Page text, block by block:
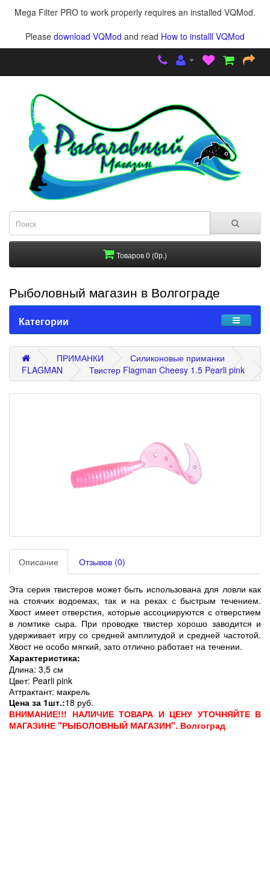
Mega Filter PRO to work properly requires an installed VQMod.
Please download VQMod and read How to installl VQMod
Товаров 0 (0р.)
Рыболовный магазин в Волгограде
Категории
ПРИМАНКИ
Силиконовые приманки
FLAGMAN
Твистер Flagman Cheesy 1.5 Pearli pink
Описание Отзывов (0)
Эта серия твистеров может быть использована для ловли как
на стоячих водоемах, так и на реках с быстрым течением.
Хвост имеет отверстия, которые ассоциируются с отверстием
в ломтике сыра. При проводке твистер хорошо заводится и
удерживает игру со средней амплитудой и средней частотой.
Хвост не особо мягкий, зато отлично работает на течении.
Характеристика:
Длина: 3,5 см
Цвет: Pearli pink
Аттрактант: макрель
Цена за 1шт.:18 руб.
ВНИМАНИЕ!!! НАЛИЧИЕ ТОВАРА И ЦЕНУ УТОЧНЯЙТЕ В
МАГАЗИНЕ "РЫБОЛОВНЫЙ МАГАЗИН". Волгоград